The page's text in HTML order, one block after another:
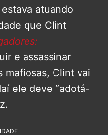
atuando
que Clint
e assassinar
mafiosas, Clint vai
ele deve “adotá-